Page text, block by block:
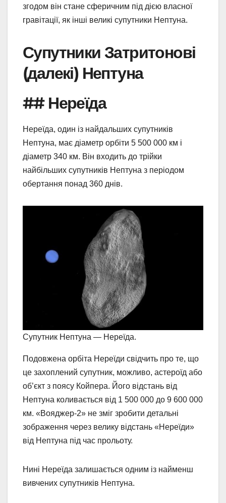
згодом він стане сферичним під дією власної
гравітації, як інші великі супутники Нептуна.
Супутники Затритонові
(далекі) Нептуна
## Нереїда
Нереїда, один із найдальших супутників
Нептуна, має діаметр орбіти 5 500 000 км і
діаметр 340 км. Він входить до трійки
найбільших супутників Нептуна з періодом
обертання понад 360 днів.
Супутник Нептуна — Нереїда.
Подовжена орбіта Нереїди свідчить про те, що
це захоплений супутник, можливо, астероїд або
об’єкт з поясу Койпера. Його відстань від
Нептуна коливається від 1 500 000 до 9 600 000
км. «Вояджер-2» не зміг зробити детальні
зображення через велику відстань «Нереїди»
від Нептуна під час прольоту.
Нині Нереїда залишається одним із найменш
вивчених супутників Нептуна.